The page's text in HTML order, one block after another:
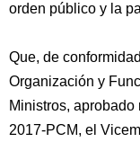
orden público y la
Que, de
Organización y
Ministros,
2017-PCM, el